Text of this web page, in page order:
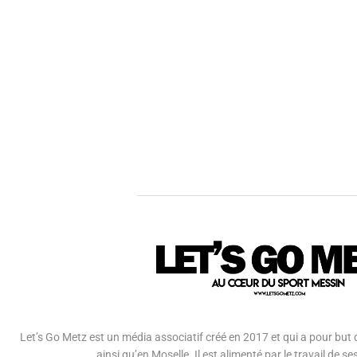
Let’s Go Metz est un média associatif créé en 2017 et qui a pour